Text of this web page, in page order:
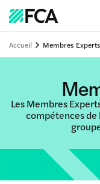
Accueil Membres Experts
Les Membres
compétences de